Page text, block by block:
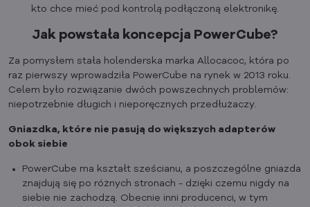
kto chce mieć pod kontrolą podłączoną elektronikę.
Jak powstała koncepcja PowerCube?
Za pomysłem stała holenderska marka Allocacoc, która po
raz pierwszy wprowadziła PowerCube na rynek w 2013 roku.
Celem było rozwiązanie dwóch powszechnych problemów:
niepotrzebnie długich i nieporęcznych przedłużaczy.
Gniazdka, które nie pasują do większych adapterów
obok siebie
PowerCube ma kształt sześcianu, a poszczególne gniazda
znajdują się po różnych stronach - dzięki czemu nigdy na
siebie nie zachodzą. Obecnie inni producenci, w tym